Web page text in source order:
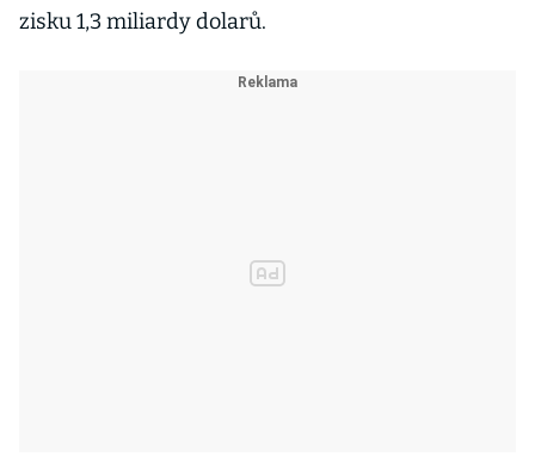
zisku 1,3 miliardy dolarů.